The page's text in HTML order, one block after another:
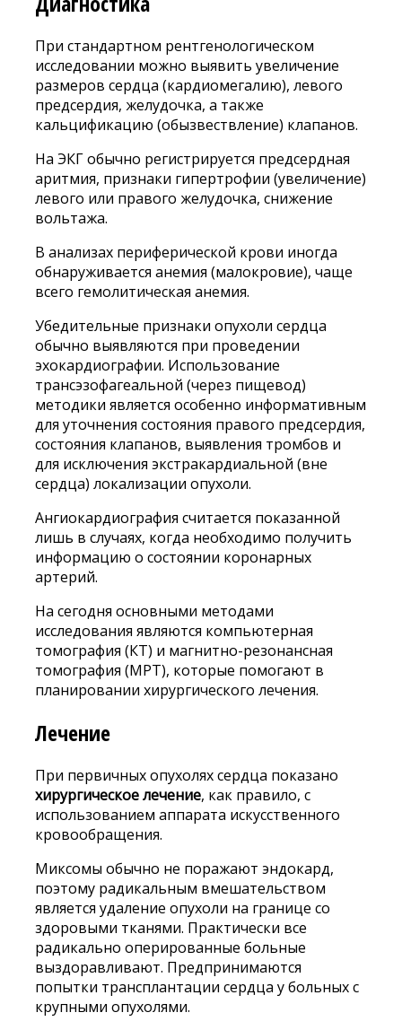
При стандартном рентгенологическом
исследовании можно выявить увеличение
размеров сердца (кардиомегалию), левого
предсердия, желудочка, а также
кальцификацию (обызвествление) клапанов.
На ЭКГ обычно регистрируется предсердная
аритмия, признаки гипертрофии (увеличение)
левого или правого желудочка, снижение
вольтажа.
В анализах периферической крови иногда
обнаруживается анемия (малокровие), чаще
всего гемолитическая анемия.
Убедительные признаки опухоли сердца
обычно выявляются при проведении
эхокардиографии. Использование
трансэзофагеальной (через пищевод)
методики является особенно информативным
для уточнения состояния правого предсердия,
состояния клапанов, выявления тромбов и
для исключения экстракардиальной (вне
сердца) локализации опухоли.
Ангиокардиография считается показанной
лишь в случаях, когда необходимо получить
информацию о состоянии коронарных
артерий.
На сегодня основными методами
исследования являются компьютерная
томография (КТ) и магнитно-резонансная
томография (МРТ), которые помогают в
планировании хирургического лечения.
Лечение
При первичных опухолях сердца показано
хирургическое лечение, как правило, с
использованием аппарата искусственного
кровообращения.
Миксомы обычно не поражают эндокард,
поэтому радикальным вмешательством
является удаление опухоли на границе со
здоровыми тканями. Практически все
радикально оперированные больные
выздоравливают. Предпринимаются
попытки трансплантации сердца у больных с
крупными опухолями.